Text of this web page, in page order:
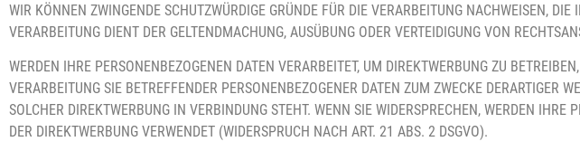
WIR KÖNNEN ZWINGENDE SCHUTZWÜRDIGE GRÜNDE FÜR DIE VERARBEITUNG NACHWEISEN,
VERARBEITUNG DIENT DER GELTENDMACHUNG, AUSÜBUNG ODER VERTEIDIGUNG VON
WERDEN IHRE PERSONENBEZOGENEN DATEN VERARBEITET, UM DIREKTWERBUNG ZU
VERARBEITUNG SIE BETREFFENDER PERSONENBEZOGENER DATEN ZUM ZWECKE DERARTIGER
SOLCHER DIREKTWERBUNG IN VERBINDUNG STEHT. WENN SIE WIDERSPRECHEN, WERDEN
DER DIREKTWERBUNG VERWENDET (WIDERSPRUCH NACH ART. 21 ABS. 2 DSGVO).